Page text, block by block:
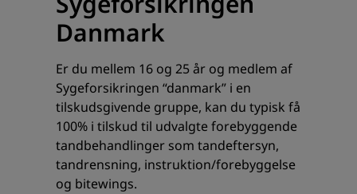
Danmark
Er du mellem 16 og 25 år og medlem af
Sygeforsikringen “danmark” i en
tilskudsgivende gruppe, kan du typisk få
100% i tilskud til udvalgte forebyggende
tandbehandlinger som tandeftersyn,
tandrensning, instruktion/forebyggelse
og bitewings.